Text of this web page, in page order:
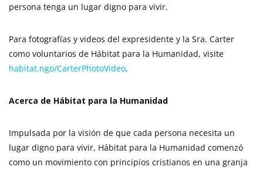
persona tenga un lugar digno para vivir.
Para fotografías y videos del expresidente y la Sra. Carter
como voluntarios de Hábitat para la Humanidad, visite
habitat.ngo/CarterPhotoVideo.
Acerca de Hábitat para la Humanidad
Impulsada por la visión de que cada persona necesita un
lugar digno para vivir, Hábitat para la Humanidad comenzó
como un movimiento con principios cristianos en una granja